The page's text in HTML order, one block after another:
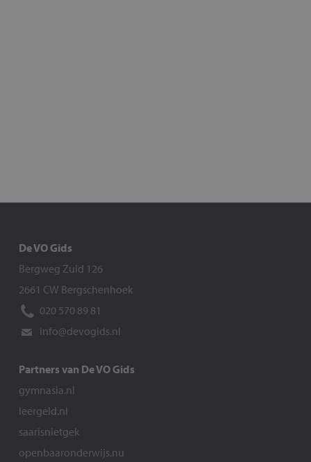
De VO Gids
Bergweg Zuid 126
2661 CW Bergschenhoek
020 570 89 81
info@devogids.nl
Partners van De VO Gids
gymnasia.nl
leergeld.nl
saarisnietgek
openbaaronderwijs.nu